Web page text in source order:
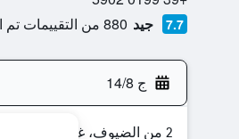
7.7 جيد 880 من التقييمات تم التحقق منها
ج 14/8
2 من الضيوف، غرفة واحدة